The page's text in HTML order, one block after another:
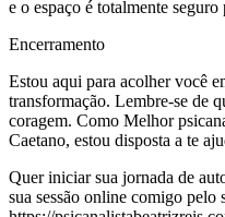
e o espaço é totalmente seguro
Encerramento
Estou aqui para acolher você
transformação. Lembre-se de
coragem. Como Melhor
Caetano, estou disposta a te
Quer iniciar sua jornada de
sua sessão online comigo pelo